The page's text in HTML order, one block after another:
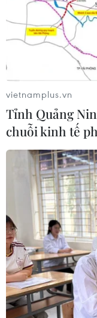
Các khoản hoàn
cực đến kết quả
doanh nghiệp Mỹ
09/08/2026 04:35
Giá gạo Việt
với các nước xuất
09/08/2026 04:23
4 bước chuyển
Nam củng cố
09/08/2026 04:06
Vận tải biển toàn
chấp căng thẳng
vietnamplus.vn
Tỉnh Quảng
chuỗi kinh tế